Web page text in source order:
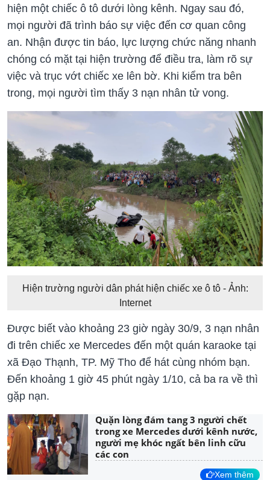
hiện một chiếc ô tô dưới lòng kênh. Ngay sau đó,
mọi người đã trình báo sự việc đến cơ quan công
an. Nhận được tin báo, lực lượng chức năng nhanh
chóng có mặt tại hiện trường để điều tra, làm rõ sự
việc và trục vớt chiếc xe lên bờ. Khi kiểm tra bên
trong, mọi người tìm thấy 3 nạn nhân tử vong.
Hiện trường người dân phát hiện chiếc xe ô tô - Ảnh:
Internet
Được biết vào khoảng 23 giờ ngày 30/9, 3 nạn nhân
đi trên chiếc xe Mercedes đến một quán karaoke tại
xã Đạo Thạnh, TP. Mỹ Tho để hát cùng nhóm bạn.
Đến khoảng 1 giờ 45 phút ngày 1/10, cả ba ra về thì
gặp nạn.
Quặn lòng đám tang 3 người chết
trong xe Mercedes dưới kênh nước,
người mẹ khóc ngất bên linh cữu
các con
Xem thêm